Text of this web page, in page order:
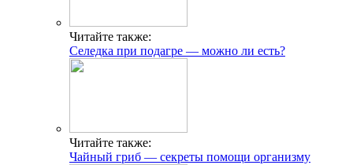
Читайте также:
Селедка при подагре — можно ли есть?
Читайте также:
Чайный гриб — секреты помощи организму